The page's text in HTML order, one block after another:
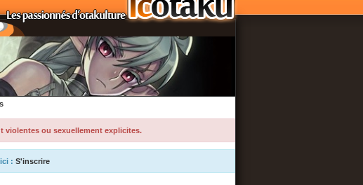
violentes ou sexuellement explicites.
: S'inscrire